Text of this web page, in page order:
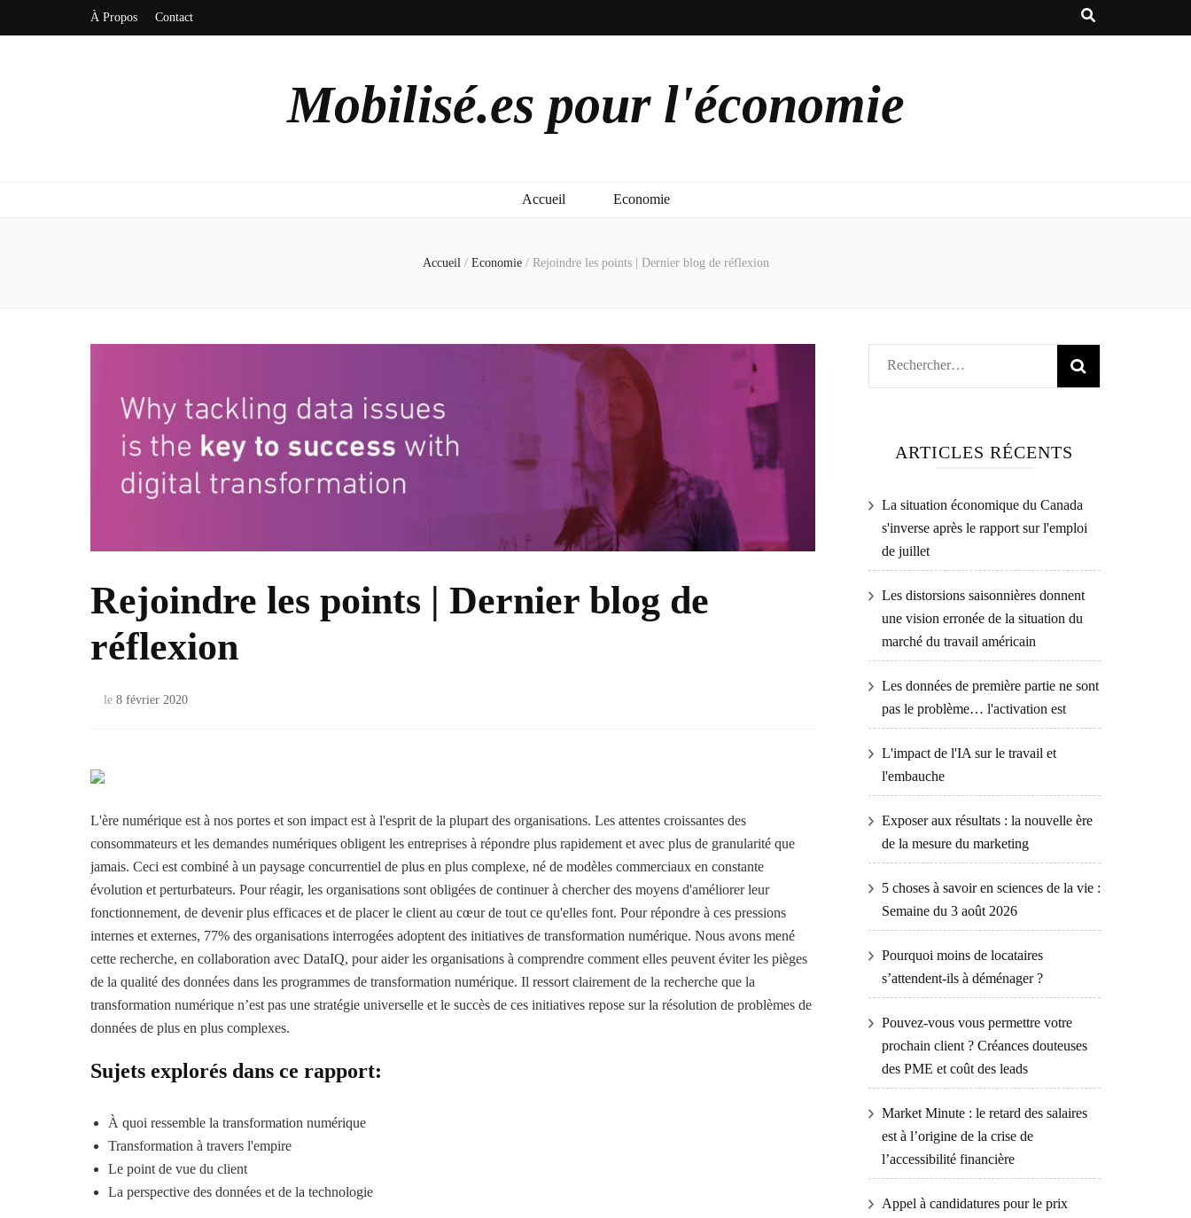
À Propos Contact
Mobilisé.es pour l'économie
Accueil Economie
Accueil / Economie / Rejoindre les points | Dernier blog de réflexion
Rejoindre les points | Dernier blog de
réflexion
le 8 février 2020
L'ère numérique est à nos portes et son impact est à l'esprit de la plupart des organisations. Les attentes croissantes des
consommateurs et les demandes numériques obligent les entreprises à répondre plus rapidement et avec plus de granularité que
jamais. Ceci est combiné à un paysage concurrentiel de plus en plus complexe, né de modèles commerciaux en constante
évolution et perturbateurs. Pour réagir, les organisations sont obligées de continuer à chercher des moyens d'améliorer leur
fonctionnement, de devenir plus efficaces et de placer le client au cœur de tout ce qu'elles font. Pour répondre à ces pressions
internes et externes, 77% des organisations interrogées adoptent des initiatives de transformation numérique. Nous avons mené
cette recherche, en collaboration avec DataIQ, pour aider les organisations à comprendre comment elles peuvent éviter les pièges
de la qualité des données dans les programmes de transformation numérique. Il ressort clairement de la recherche que la
transformation numérique n’est pas une stratégie universelle et le succès de ces initiatives repose sur la résolution de problèmes de
données de plus en plus complexes.
Sujets explorés dans ce rapport:
À quoi ressemble la transformation numérique
Transformation à travers l'empire
Le point de vue du client
La perspective des données et de la technologie
Rechercher :
ARTICLES RÉCENTS
La situation économique du Canada
s'inverse après le rapport sur l'emploi
de juillet
Les distorsions saisonnières donnent
une vision erronée de la situation du
marché du travail américain
Les données de première partie ne sont
pas le problème… l'activation est
L'impact de l'IA sur le travail et
l'embauche
Exposer aux résultats : la nouvelle ère
de la mesure du marketing
5 choses à savoir en sciences de la vie :
Semaine du 3 août 2026
Pourquoi moins de locataires
s’attendent-ils à déménager ?
Pouvez-vous vous permettre votre
prochain client ? Créances douteuses
des PME et coût des leads
Market Minute : le retard des salaires
est à l’origine de la crise de
l’accessibilité financière
Appel à candidatures pour le prix